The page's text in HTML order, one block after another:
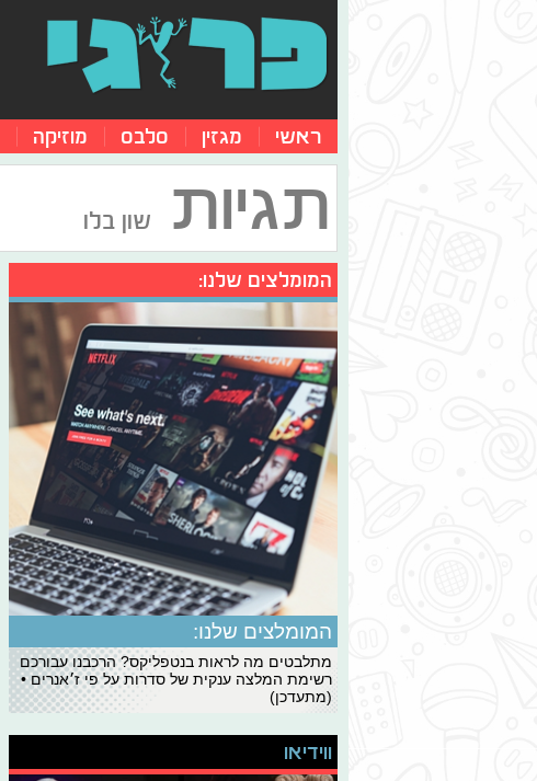
ראשי מגזין סלבס מוזיקה
תגיות שון בלו
המומלצים שלנו:
המומלצים שלנו:
מתלבטים מה לראות בנטפליקס? הרכבנו עבורכם
רשימת המלצה ענקית של סדרות על פי ז׳אנרים •
(מתעדכן)
ווידיאו